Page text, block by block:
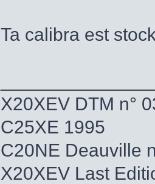
Ta calibra est
X20XEV DTM n°
C25XE 1995
C20NE Deauville
X20XEV Last